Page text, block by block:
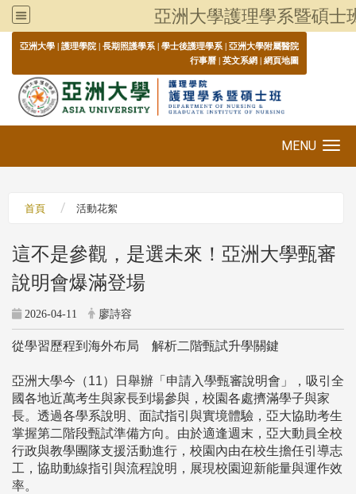
亞洲大學護理學系暨碩士
亞洲大學 | 護理學院 | 長期照護學系 | 學士後護理學系 | 亞洲大學附屬醫院
行事曆 | 英文系網 | 網頁地圖
MENU
首頁 活動花絮
這不是參觀，是選未來！亞洲大學甄審
說明會爆滿登場
2026-04-11 廖詩容
從學習歷程到海外布局 解析二階甄試升學關鍵
亞洲大學今（11）日舉辦「申請入學甄審說明會」，吸引全
國各地近萬考生與家長到場參與，校園各處擠滿學子與家
長。透過各學系說明、面試指引與實境體驗，亞大協助考生
掌握第二階段甄試準備方向。由於適逢週末，亞大動員全校
行政與教學團隊支援活動進行，校園內由在校生擔任引導志
工，協助動線指引與流程說明，展現校園迎新能量與運作效
率。